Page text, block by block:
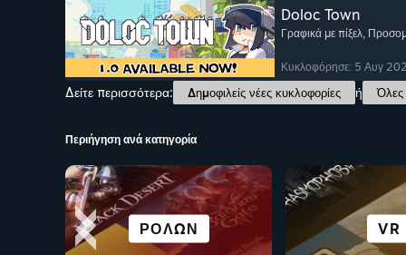
Doloc Town
Γραφικά με πίξελ,
Κυκλοφόρησε: 5 Αυγ
Δείτε περισσότερα:
Δημοφιλείς νέες κυκλοφορίες ή Όλες
Περιήγηση ανά κατηγορία
ΡΌΛΩΝ VR
ΠΛΟΎΣΙΑ ΙΣΤΟΡΊΑ
ΜΆΧΗΣ
ΠΕΡΙΠΈΤΕΙΑ